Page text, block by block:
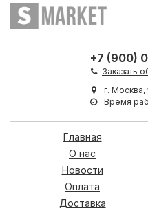
+7 (900)
Заказать
г. Москва,
Время
Главная
О нас
Новости
Оплата
Доставка